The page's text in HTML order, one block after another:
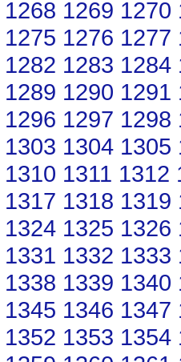
1268 1269 1270
1275 1276 1277
1282 1283 1284
1289 1290 1291
1296 1297 1298
1303 1304 1305
1310 1311 1312
1317 1318 1319
1324 1325 1326
1331 1332 1333
1338 1339 1340
1345 1346 1347
1352 1353 1354